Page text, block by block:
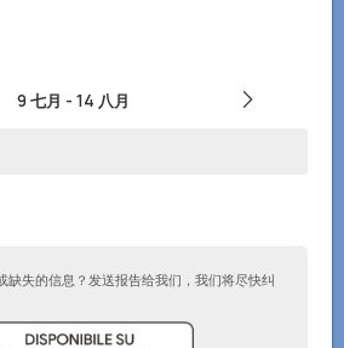
9 七月 - 14 八月
缺失的信息？发送报告给我们，我们将尽快纠